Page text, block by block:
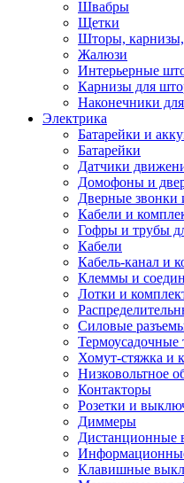
Швабры
Щетки
Шторы,
Жалюзи
Интерьерные
Карнизы для
Наконечники
Электрика
Батарейки и
Батарейки
Датчики
Домофоны и
Дверные звонки
Кабели и
Гофры и трубы
Кабели
Кабель-канал и
Клеммы и
Лотки и
Силовые
Термоусадочные
Хомут-стяжка и
Низковольтное
Контакторы
Розетки и
Диммеры
Дистанционные
Клавишные